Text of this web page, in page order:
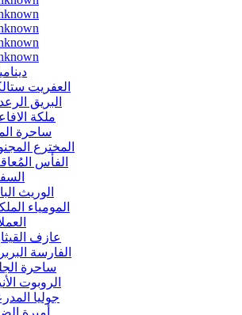
العفريت
البريق
ملكة
ساحرة
المخترع
الفأس
الوريث
المومياء
عازف
الفارسة
ساحرة
الروبوت
جوليا